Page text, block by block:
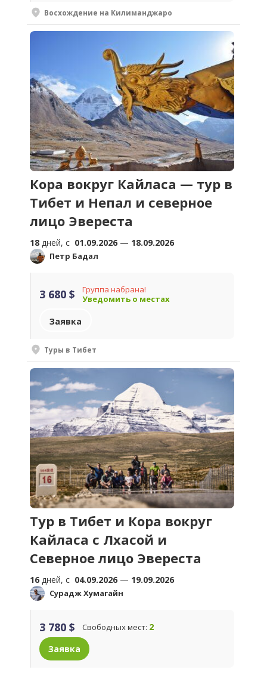
Восхождение на Килиманджаро
Кора вокруг Кайласа — тур в
Тибет и Непал и северное
лицо Эвереста
18 дней, c 01.09.2026 — 18.09.2026
Петр Бадал
3 680 $
Группа набрана!
Уведомить о местах
Заявка
Туры в Тибет
Тур в Тибет и Кора вокруг
Кайласа с Лхасой и
Северное лицо Эвереста
16 дней, c 04.09.2026 — 19.09.2026
Сурадж Хумагайн
3 780 $ Свободных мест: 2
Заявка